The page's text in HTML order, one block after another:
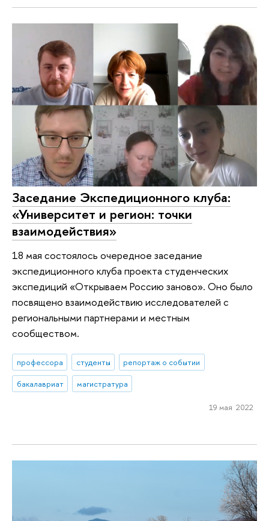
Заседание Экспедиционного клуба:
«Университет и регион: точки
взаимодействия»
18 мая состоялось очередное заседание
экспедиционного клуба проекта студенческих
экспедиций «Открываем Россию заново». Оно было
посвящено взаимодействию исследователей с
региональными партнерами и местным
сообществом.
профессора студенты
репортаж о событии
бакалавриат
магистратура
19 мая 2022